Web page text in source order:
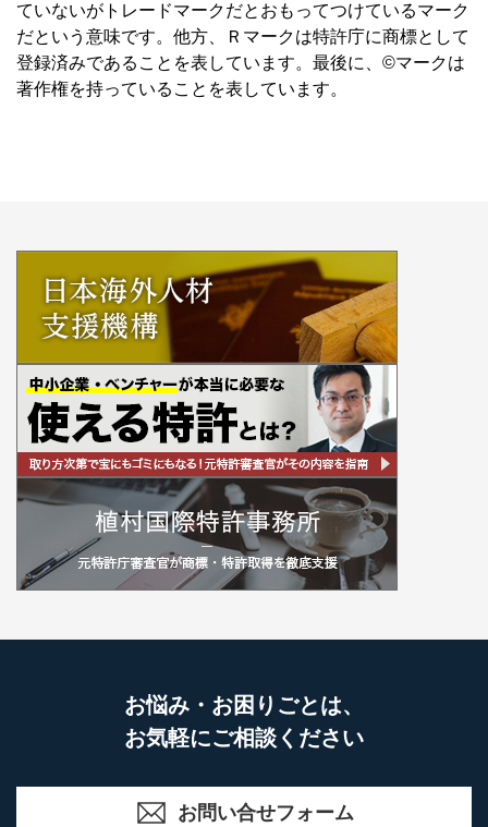
ていないがトレードマークだとおもってつけているマーク
だという意味です。他方、Ｒマークは特許庁に商標として
登録済みであることを表しています。最後に、©マークは
著作権を持っていることを表しています。
お悩み・お困りごとは、
お気軽にご相談ください
お問い合せフォーム